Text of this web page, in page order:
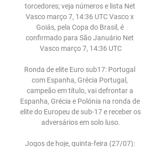
torcedores; veja números e lista Net
Vasco março 7, 14:36 UTC Vasco x
Goiás, pela Copa do Brasil, é
confirmado para São Januário Net
Vasco março 7, 14:36 UTC
Ronda de elite Euro sub17: Portugal
com Espanha, Grécia Portugal,
campeão em título, vai defrontar a
Espanha, Grécia e Polónia na ronda de
elite do Europeu de sub-17 e receber os
adversários em solo luso.
Jogos de hoje, quinta-feira (27/07):